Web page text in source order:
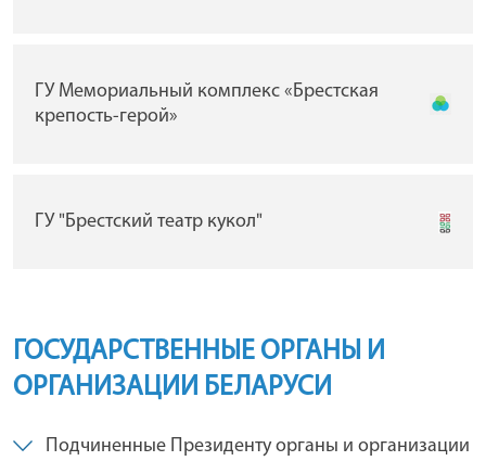
ГУ Мемориальный комплекс «Брестская
крепость-герой»
ГУ "Брестский театр кукол"
ГОСУДАРСТВЕННЫЕ ОРГАНЫ И
ОРГАНИЗАЦИИ БЕЛАРУСИ
Подчиненные Президенту органы и организации